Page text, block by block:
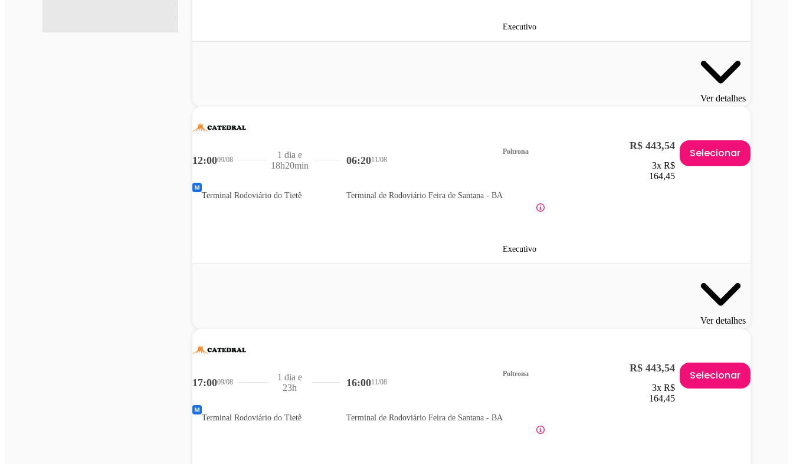
Executivo
Ver detalhes
12:0009/08
Terminal Rodoviário do Tietê
06:2011/08
Terminal de Rodoviário Feira de Santana - BA
1 dia e
18h20min
Poltrona
Executivo
R$ 443,54
3x R$
164,45
Selecionar
Ver detalhes
17:0009/08
Terminal Rodoviário do Tietê
16:0011/08
Terminal de Rodoviário Feira de Santana - BA
1 dia e
23h
Poltrona R$ 443,54
3x R$
164,45
Selecionar